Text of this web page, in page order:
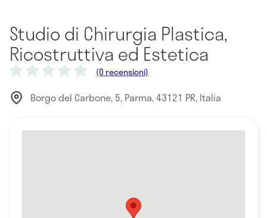
Studio di Chirurgia Plastica,
Ricostruttiva ed Estetica
(0 recensioni)
Borgo del Carbone, 5, Parma, 43121 PR, Italia